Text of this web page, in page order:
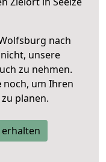
nach
unsere
zu nehmen.
noch, um Ihren
zu planen.